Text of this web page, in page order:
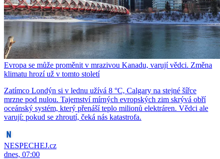
Evropa se může proměnit v mrazivou Kanadu, varují vědci. Změna
klimatu hrozí už v tomto století
Zatímco Londýn si v lednu užívá 8 °C, Calgary na stejné šířce
mrzne pod nulou. Tajemství mírných evropských zim skrývá obří
oceánský systém, který přenáší teplo milionů elektráren. Vědci ale
varují: pokud se zhroutí, čeká nás katastrofa.
NESPECHEJ.cz
dnes, 07:00